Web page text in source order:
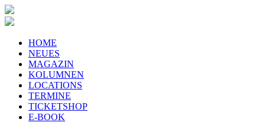
HOME
NEUES
MAGAZIN
KOLUMNEN
LOCATIONS
TERMINE
TICKETSHOP
E-BOOK